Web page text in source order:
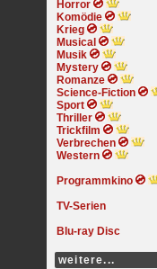
Horror
Komödie
Krieg
Musical
Musik
Mystery
Romanze
Science-Fiction
Sport
Thriller
Trickfilm
Verbrechen
Western
Programmkino
TV-Serien
Blu-ray Disc
weitere...